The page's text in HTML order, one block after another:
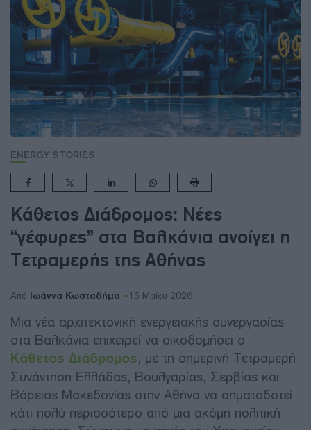
ENERGY STORIES
Κάθετος Διάδρομος: Νέες
“γέφυρες” στα Βαλκάνια ανοίγει η
Τετραμερής της Αθήνας
Από Ιωάννα Κωσταδήμα 15 Μαΐου 2026
Μια νέα αρχιτεκτονική ενεργειακής συνεργασίας
στα Βαλκάνια επιχειρεί να οικοδομήσει ο
Κάθετος Διάδρομος, με τη σημερινή Τετραμερή
Συνάντηση Ελλάδας, Βουλγαρίας, Σερβίας και
Βόρειας Μακεδονίας στην Αθήνα να σηματοδοτεί
κάτι πολύ περισσότερο από μια ακόμη πολιτική